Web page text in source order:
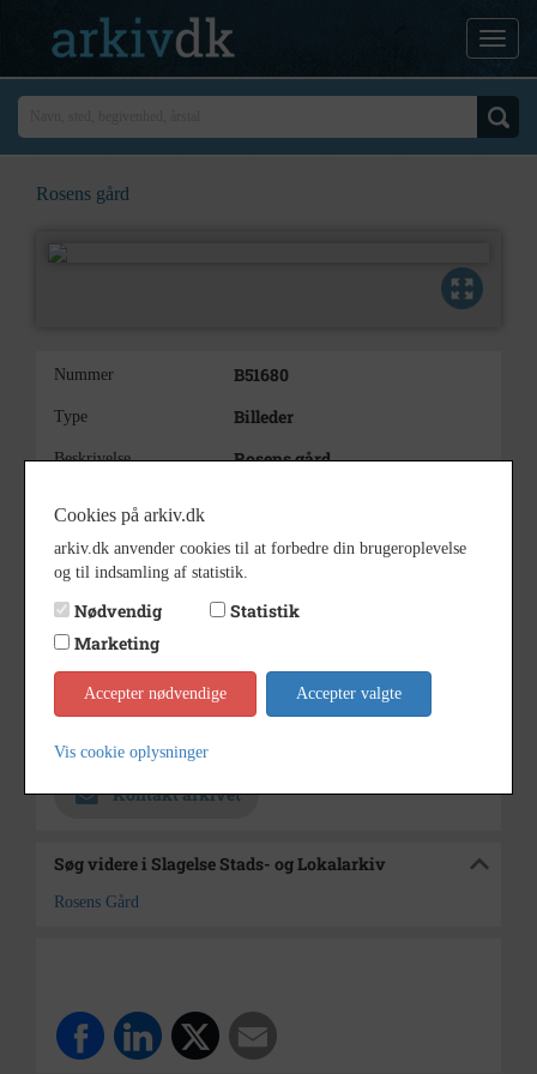
Rosens gård
Nummer B51680
Type Billeder
Beskrivelse Rosens gård
Dateringsnote
Ca. 1968 til 1977
fmt. taget lige før etablering af
Fotograf
Størrelse
Kontakt arkivet
Søg videre i Slagelse Stads- og Lokalarkiv
Rosens Gård
Cookies på arkiv.dk
arkiv.dk anvender cookies til at forbedre din brugeroplevelse
og til indsamling af statistik.
Nødvendig
Statistik
Marketing
Accepter nødvendige Accepter valgte
Vis cookie oplysninger